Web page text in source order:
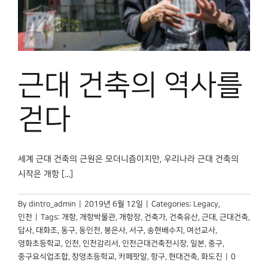
박물관 홈페이지
근대 건축의 역사를
걷다
세계 근대 건축의 근원은 모더니즘이지만, 우리나라 근대 건축의
시작은 개항 [...]
By dintro_admin 2019년 6월 12일 Categories: Legacy,
인천
Tags: 개항, 개항박물관, 개항장, 건축가, 건축유산, 근대 , 근대건축,
답사, 대화조, 동구, 동인천, 봉은사, 서구, 송현배수지 , 여선교사,
영화초등학교, 인천, 인천감리서 , 인천근대건축전시장, 일본, 중구,
중구요식업조합, 창영초등학교, 카페팟알, 항구, 현대건축, 화도진
0